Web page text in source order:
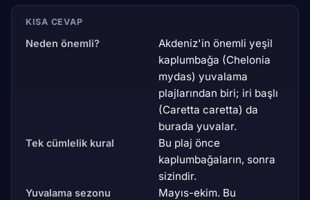
KISA CEVAP
Neden önemli?
Akdeniz'in önemli yeşil
kaplumbağa (Chelonia
mydas) yuvalama
plajlarından biri; iri başlı
(Caretta caretta) da
burada yuvalar.
Tek cümlelik kural
Bu plaj önce
kaplumbağaların, sonra
sizindir.
Yuvalama sezonu
Mayıs-ekim. Bu